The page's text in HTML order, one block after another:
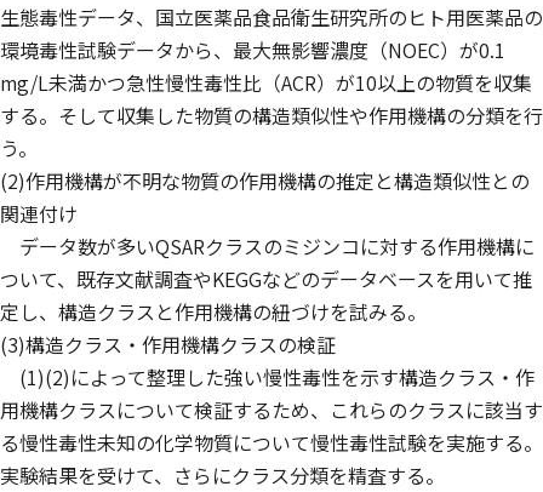
生態毒性データ、国立医薬品食品衛生研究所のヒト用医薬品の
環境毒性試験データから、最大無影響濃度（NOEC）が0.1
mg/L未満かつ急性慢性毒性比（ACR）が10以上の物質を収集
する。そして収集した物質の構造類似性や作用機構の分類を行
う。
(2)作用機構が不明な物質の作用機構の推定と構造類似性との
関連付け
データ数が多いQSARクラスのミジンコに対する作用機構に
ついて、既存文献調査やKEGGなどのデータベースを用いて推
定し、構造クラスと作用機構の紐づけを試みる。
(3)構造クラス・作用機構クラスの検証
(1)(2)によって整理した強い慢性毒性を示す構造クラス・作
用機構クラスについて検証するため、これらのクラスに該当す
る慢性毒性未知の化学物質について慢性毒性試験を実施する。
実験結果を受けて、さらにクラス分類を精査する。